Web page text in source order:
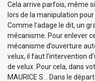
Cela arrive parfois, même
lors de la manipulation
Comme l’adage le dit, un
mécanisme. Pour enlever
mécanisme d’ouverture
velux, il faut l’intervention
de velux. Pour cela, dans
MAURICE S. . Dans le